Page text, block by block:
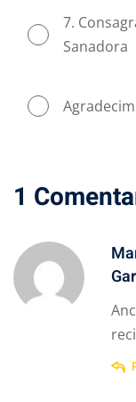
7.
Sanadora
1